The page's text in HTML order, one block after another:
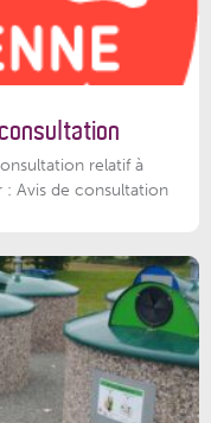
relatif à
Avis de consultation